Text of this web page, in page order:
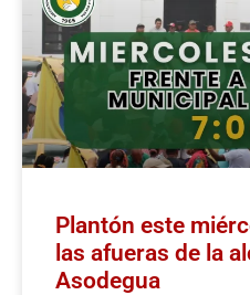
Plantón este
las afueras de la
Asodegua